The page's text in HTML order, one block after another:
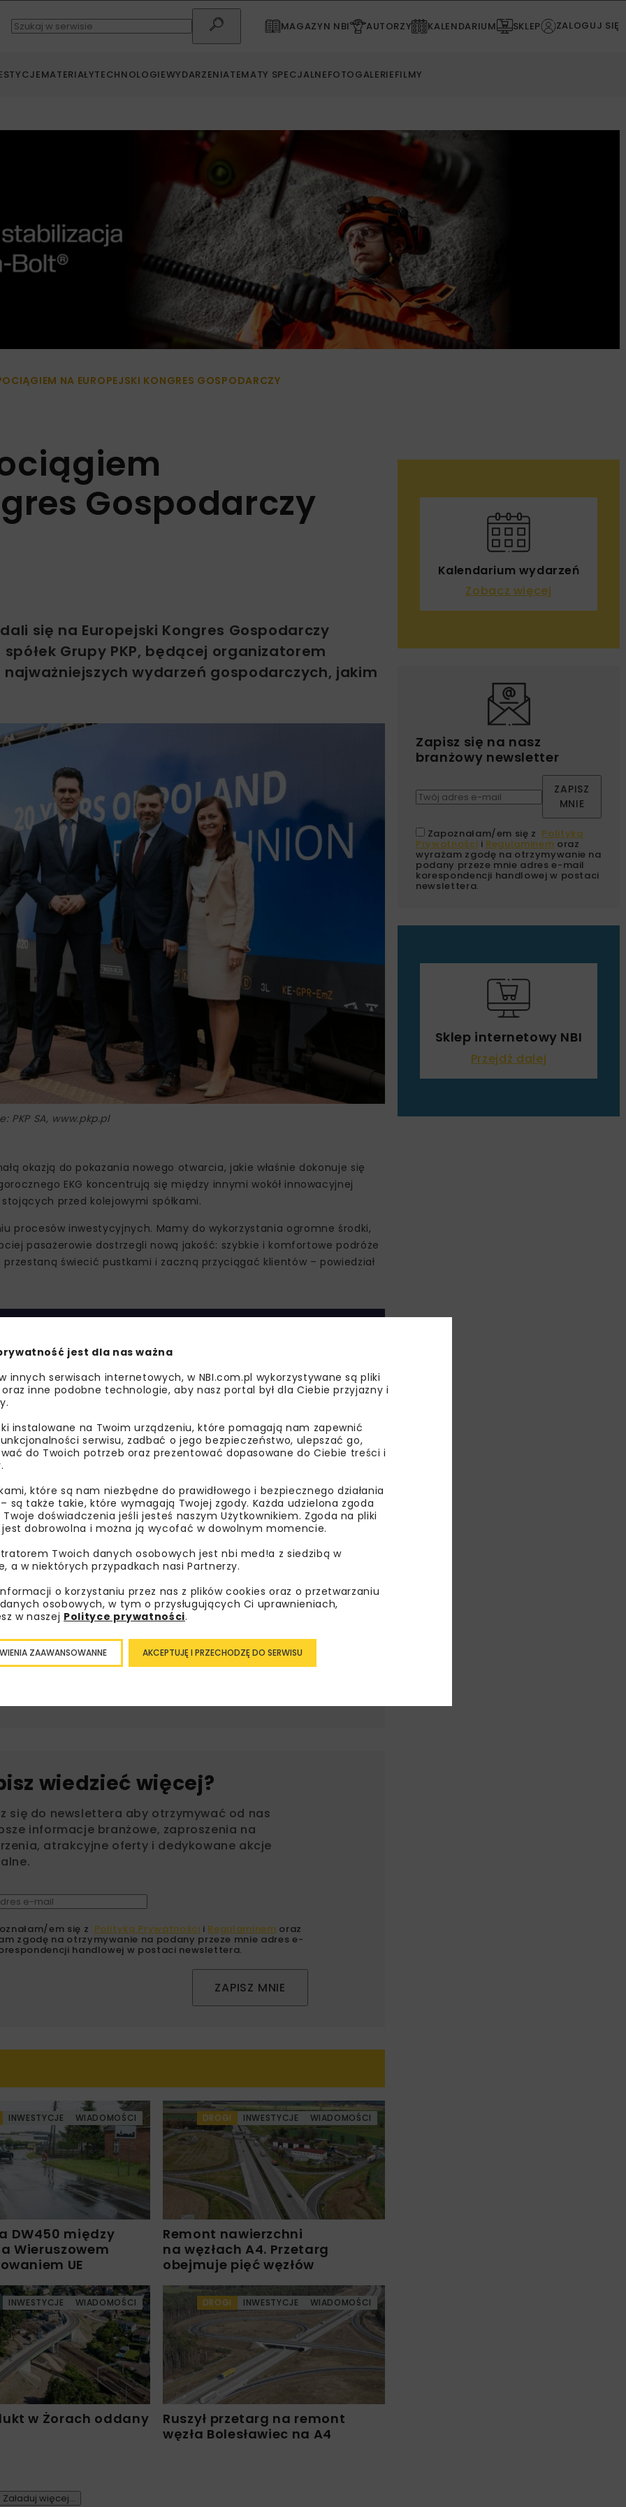
MAGAZYN NBI AUTORZY KALENDARIUM SKLEP ZALOGUJ SIĘ
MATERIAŁYTECHNOLOGIEWYDARZENIATEMATY SPECJALNEFOTOGALERIEFILMY
NA EUROPEJSKI KONGRES GOSPODARCZY
Gospodarczy
się na Europejski Kongres Gospodarczy
Grupy PKP, będącej organizatorem
wydarzeń gospodarczych, jakim
PKP SA, www.pkp.pl
okazją do pokazania nowego otwarcia, jakie właśnie dokonuje się
EKG koncentrują się między innymi wokół innowacyjnej
przed kolejowymi spółkami.
procesów inwestycyjnych. Mamy do wykorzystania ogromne środki,
pasażerowie dostrzegli nową jakość: szybkie i komfortowe podróże
świecić pustkami i zaczną przyciągać klientów – powiedział
przed Grupą PKP podczas realizacji programu inwestycyjnego
oraz propagowanie kolei jako przyjaznego dla środowiska
kolejowych w Polsce. Już intensyfikujemy działania inwestycyjne,
oraz polepszyć ofertę. Synergia w Grupie PKP pomaga nam
w pełni konkurencyjnym przewoźnikiem – powiedział Janusz
EKG EUROPEJSKI KONGRES GOSPODARCZY
wiedzieć więcej?
się do newslettera aby otrzymywać od nas
informacje branżowe, zaproszenia na
atrakcyjne oferty i dedykowane akcje
em się z Polityką Prywatności i Regulaminem oraz
zgodę na otrzymywanie na podany przeze mnie adres e-
handlowej w postaci newslettera.
ZAPISZ MNIE
INWESTYCJE WIADOMOŚCI
DW450 między
Wieruszowem
UE
DROGI INWESTYCJE WIADOMOŚCI
Remont nawierzchni
na węzłach A4. Przetarg
obejmuje pięć węzłów
INWESTYCJE WIADOMOŚCI
w Żorach oddany
DROGI INWESTYCJE WIADOMOŚCI
Ruszył przetarg na remont
węzła Bolesławiec na A4
Załaduj więcej...
Kalendarium wydarzeń
Zobacz więcej
Zapisz się na nasz
branżowy newsletter
ZAPISZ
MNIE
Zapoznałam/em się z Polityką
Prywatności i Regulaminem oraz
wyrażam zgodę na otrzymywanie na
podany przeze mnie adres e-mail
korespondencji handlowej w postaci
newslettera.
Sklep internetowy NBI
Przejdź dalej
jest dla nas ważna
innych serwisach internetowych, w NBI.com.pl wykorzystywane są pliki
inne podobne technologie, aby nasz portal był dla Ciebie przyjazny i
instalowane na Twoim urządzeniu, które pomagają nam zapewnić
serwisu, zadbać o jego bezpieczeństwo, ulepszać go,
do Twoich potrzeb oraz prezentować dopasowane do Ciebie treści i
które są nam niezbędne do prawidłowego i bezpiecznego działania
są także takie, które wymagają Twojej zgody. Każda udzielona zgoda
doświadczenia jeśli jesteś naszym Użytkownikiem. Zgoda na pliki
dobrowolna i można ją wycofać w dowolnym momencie.
Twoich danych osobowych jest nbi med!a z siedzibą w
a w niektórych przypadkach nasi Partnerzy.
o korzystaniu przez nas z plików cookies oraz o przetwarzaniu
osobowych, w tym o przysługujących Ci uprawnieniach,
w naszej Polityce prywatności.
AKCEPTUJĘ I PRZECHODZĘ DO SERWISU
ZAAWANSOWANNE